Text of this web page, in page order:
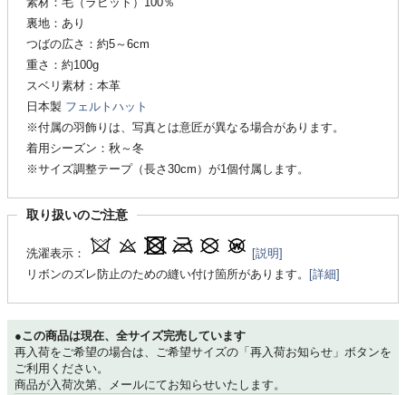
裏地：あり
つばの広さ：約5～6cm
重さ：約100g
スベリ素材：本革
日本製 フェルトハット
※付属の羽飾りは、写真とは意匠が異なる場合があります。
着用シーズン：秋～冬
※サイズ調整テープ（長さ30cm）が1個付属します。
取り扱いのご注意
洗濯表示：
[説明]
リボンのズレ防止のための縫い付け箇所があります。 [詳細]
●この商品は現在、全サイズ完売しています
再入荷をご希望の場合は、ご希望サイズの「再入荷お知らせ」ボタンを
ご利用ください。
商品が入荷次第、メールにてお知らせいたします。